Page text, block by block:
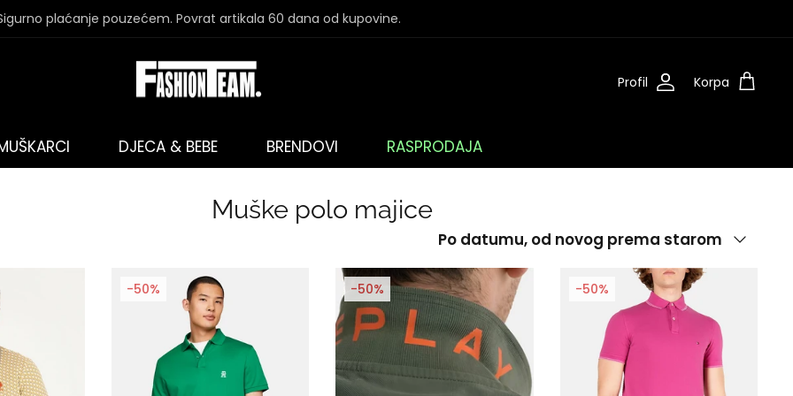
plaćanje pouzećem. Povrat artikala 60 dana od kupovine.
Profil Korpa
DJECA & BEBE BRENDOVI RASPRODAJA
Muške polo majice
Poredaj
Po datumu, od novog prema starom
-50% -50% -50%